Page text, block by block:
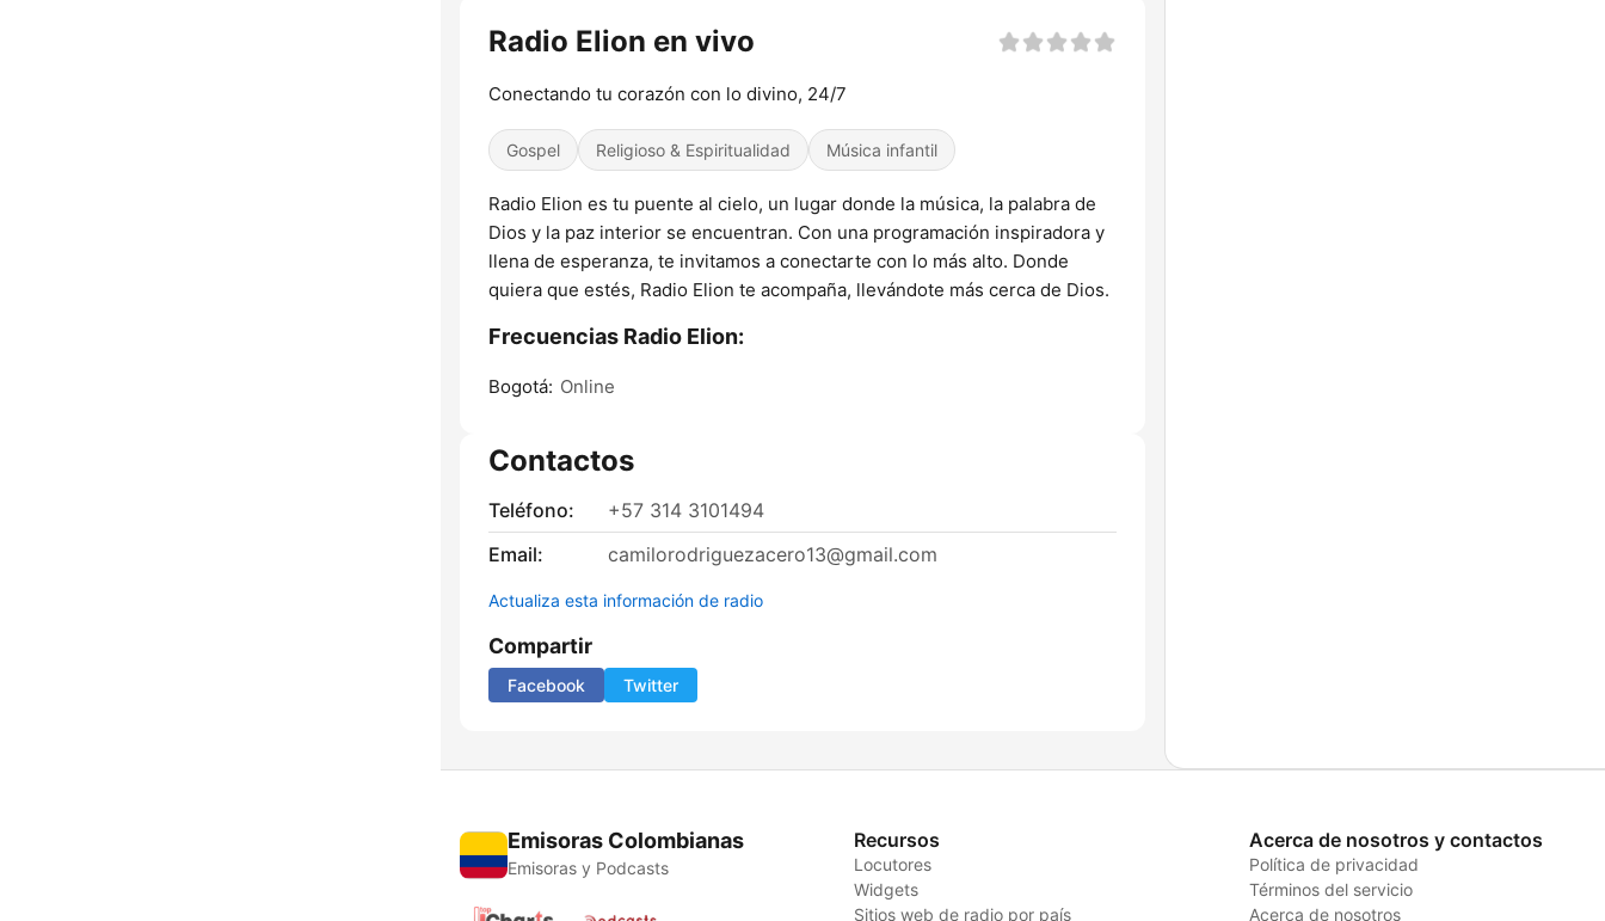
Radio Elion en vivo
Conectando tu corazón con lo divino, 24/7
Gospel Religioso & Espiritualidad Música infantil
Radio Elion es tu puente al cielo, un lugar donde la música, la palabra de
Dios y la paz interior se encuentran. Con una programación inspiradora y
llena de esperanza, te invitamos a conectarte con lo más alto. Donde
quiera que estés, Radio Elion te acompaña, llevándote más cerca de Dios.
Frecuencias Radio Elion:
Bogotá: Online
Contactos
Teléfono:
+57 314 3101494
Email:
camilorodriguezacero13@gmail.com
Actualiza esta información de radio
Compartir
Facebook Twitter
Emisoras Colombianas
Emisoras y Podcasts
Recursos
Locutores
Widgets
Sitios web de radio por país
Acerca de nosotros y contactos
Política de privacidad
Términos del servicio
Acerca de nosotros